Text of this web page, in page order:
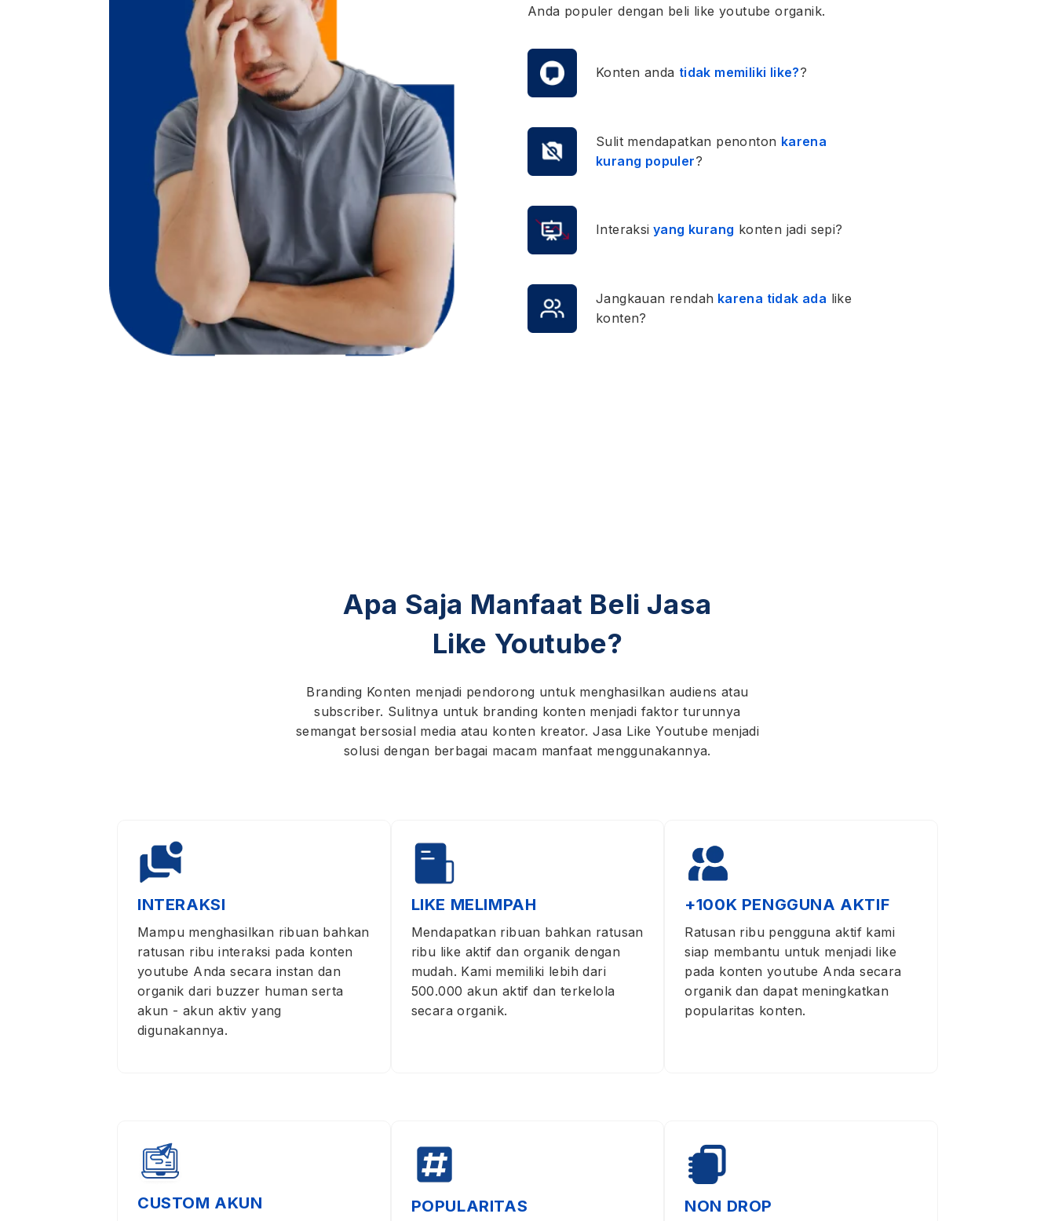
Anda populer dengan beli like youtube organik.
Konten anda tidak memiliki like??
Sulit mendapatkan penonton karena
kurang populer?
Interaksi yang kurang konten jadi sepi?
Jangkauan rendah karena tidak ada like
konten?
Apa Saja Manfaat Beli Jasa
Like Youtube?
Branding Konten menjadi pendorong untuk menghasilkan audiens atau
subscriber. Sulitnya untuk branding konten menjadi faktor turunnya
semangat bersosial media atau konten kreator. Jasa Like Youtube menjadi
solusi dengan berbagai macam manfaat menggunakannya.
INTERAKSI
Mampu menghasilkan ribuan bahkan
ratusan ribu interaksi pada konten
youtube Anda secara instan dan
organik dari buzzer human serta
akun - akun aktiv yang
digunakannya.
LIKE MELIMPAH
Mendapatkan ribuan bahkan ratusan
ribu like aktif dan organik dengan
mudah. Kami memiliki lebih dari
500.000 akun aktif dan terkelola
secara organik.
+100K PENGGUNA AKTIF
Ratusan ribu pengguna aktif kami
siap membantu untuk menjadi like
pada konten youtube Anda secara
organik dan dapat meningkatkan
popularitas konten.
CUSTOM AKUN POPULARITAS NON DROP